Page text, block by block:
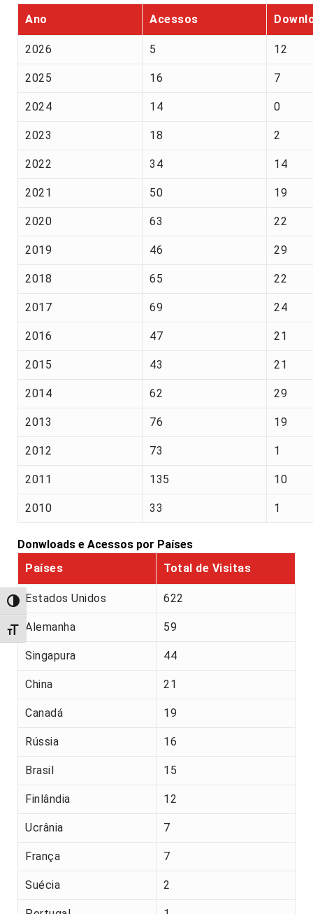
Alternar alto contraste
Alternar tamanho da fonte
Ano Acessos
2026 5 12
2025 16 7
2024 14 0
2023 18 2
2022 34 14
2021 50 19
2020 63 22
2019 46 29
2018 65 22
2017 69 24
2016 47 21
2015 43 21
2014 62 29
2013 76 19
2012 73 1
2011 135 10
2010 33 1
Donwloads e Acessos por Países
Países
Total de Visitas
Estados Unidos 622
Alemanha 59
Singapura 44
China 21
Canadá 19
Rússia 16
Brasil 15
Finlândia 12
Ucrânia 7
França 7
Suécia 2